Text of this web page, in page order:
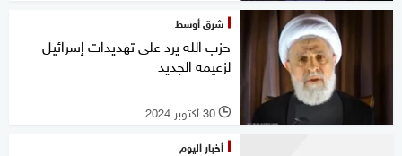
شرق أوسط
حزب الله يرد على تهديدات إسرائيل
لزعيمه الجديد
l 30 أكتوبر 2024
أخبار اليوم